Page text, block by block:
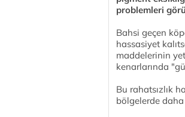
problemleri
Bahsi geçen
hassasiyet
maddelerinin
kenarlarında
Bu rahatsızlık
bölgelerde